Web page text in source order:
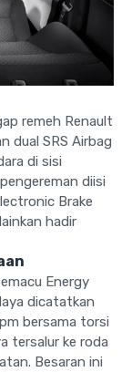
remeh Renault
dual SRS Airbag
di sisi
diisi
Brake
hadir
Energy
dicatatkan
bersama torsi
tersalur ke roda
Besaran ini